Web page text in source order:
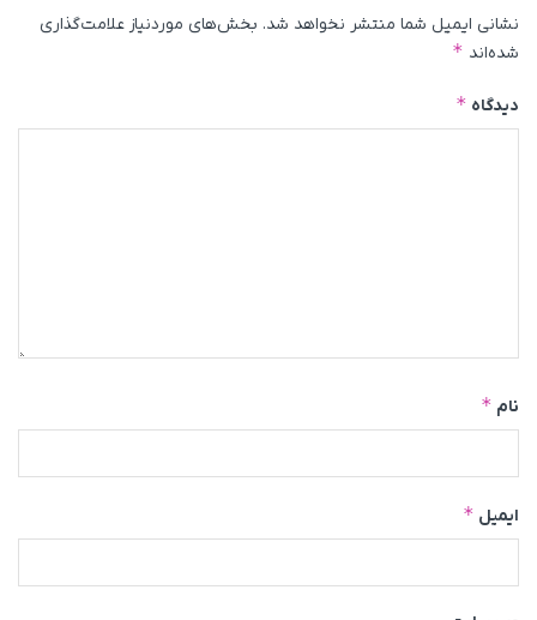
نشانی ایمیل شما منتشر نخواهد شد. بخش‌های موردنیاز علامت‌گذاری
شده‌اند *
دیدگاه *
نام *
ایمیل *